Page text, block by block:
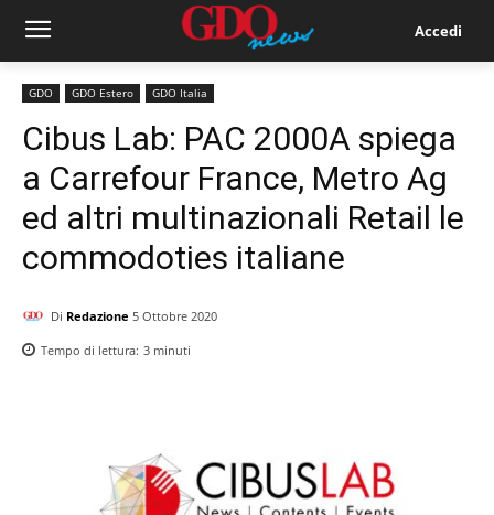
Accedi
GDO GDO Estero GDO Italia
Cibus Lab: PAC 2000A spiega
a Carrefour France, Metro Ag
ed altri multinazionali Retail le
commodoties italiane
Di Redazione 5 Ottobre 2020
Tempo di lettura: 3 minuti